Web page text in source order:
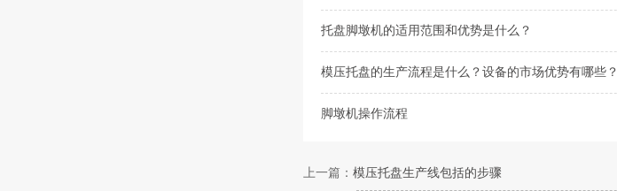
托盘脚墩机的适用范围和优势是什么？
模压托盘的生产流程是什么？设备的市场优势有哪些？
脚墩机操作流程
上一篇： 模压托盘生产线包括的步骤